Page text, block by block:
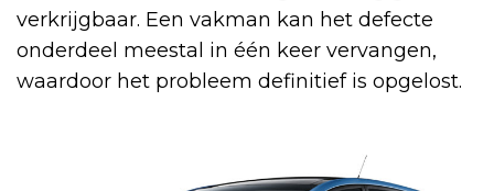
verkrijgbaar. Een vakman kan het defecte
onderdeel meestal in één keer vervangen,
waardoor het probleem definitief is opgelost.